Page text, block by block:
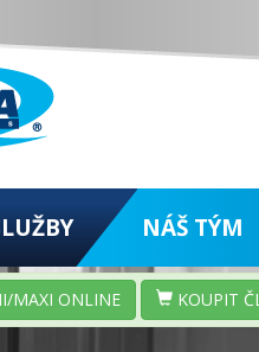
NÁŠ TÝM
MAXI ONLINE KOUPIT